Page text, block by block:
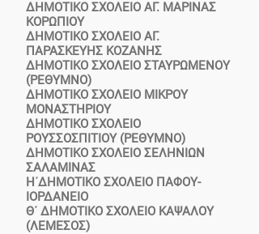
ΔΗΜΟΤΙΚΟ ΣΧΟΛΕΙΟ ΑΓ. ΜΑΡΙΝΑΣ
ΚΟΡΩΠΙΟΥ
ΔΗΜΟΤΙΚΟ ΣΧΟΛΕΙΟ ΑΓ.
ΠΑΡΑΣΚΕΥΗΣ ΚΟΖΑΝΗΣ
ΔΗΜΟΤΙΚΟ ΣΧΟΛΕΙΟ ΣΤΑΥΡΩΜΕΝΟΥ
(ΡΕΘΥΜΝΟ)
ΔΗΜΟΤΙΚΟ ΣΧΟΛΕΙΟ ΜΙΚΡΟΥ
ΜΟΝΑΣΤΗΡΙΟΥ
ΔΗΜΟΤΙΚΟ ΣΧΟΛΕΙΟ
ΡΟΥΣΣΟΣΠΙΤΙΟΥ (ΡΕΘΥΜΝΟ)
ΔΗΜΟΤΙΚΟ ΣΧΟΛΕΙΟ ΣΕΛΗΝΙΩΝ
ΣΑΛΑΜΙΝΑΣ
Η΄ΔΗΜΟΤΙΚΟ ΣΧΟΛΕΙΟ ΠΑΦΟΥ-
ΙΟΡΔΑΝΕΙΟ
Θ΄ ΔΗΜΟΤΙΚΟ ΣΧΟΛΕΙΟ ΚΑΨΑΛΟΥ
(ΛΕΜΕΣΟΣ)